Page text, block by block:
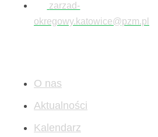
zarzad-
okregowy.katowice@pzm.pl
O nas
Aktualności
Kalendarz